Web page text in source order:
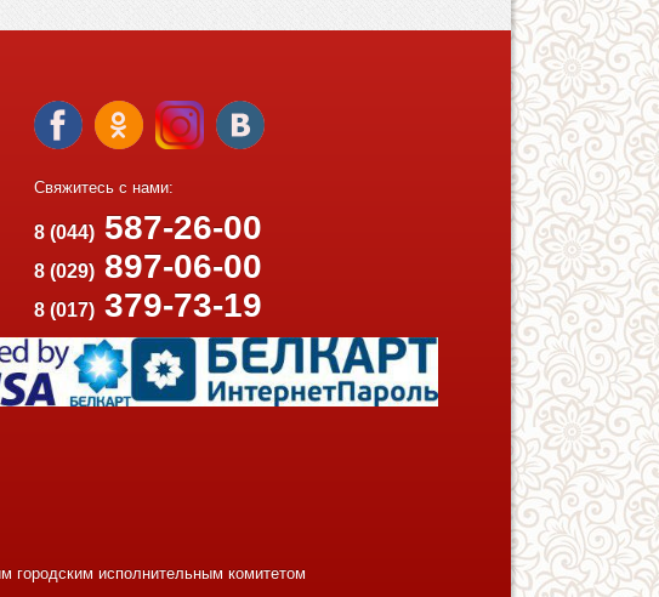
Свяжитесь с нами:
8 (044)587-26-00
8 (029)897-06-00
8 (017) 379-73-19
городским исполнительным комитетом